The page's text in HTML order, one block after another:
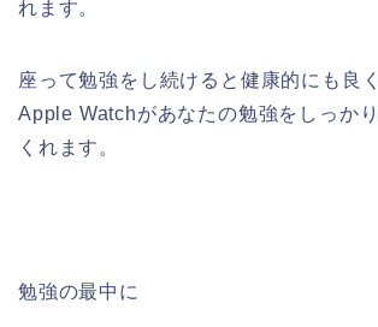
れます。
座って勉強をし続けると健康的にも良
Apple Watchがあなたの勉強をしっか
くれます。
勉強の最中に